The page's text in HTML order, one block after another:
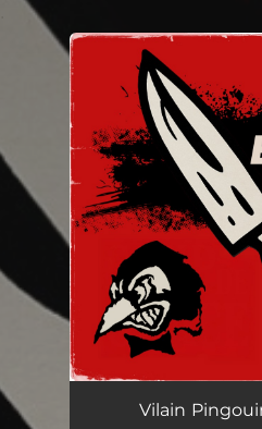
You're all set!
Eh Oh!Vilain